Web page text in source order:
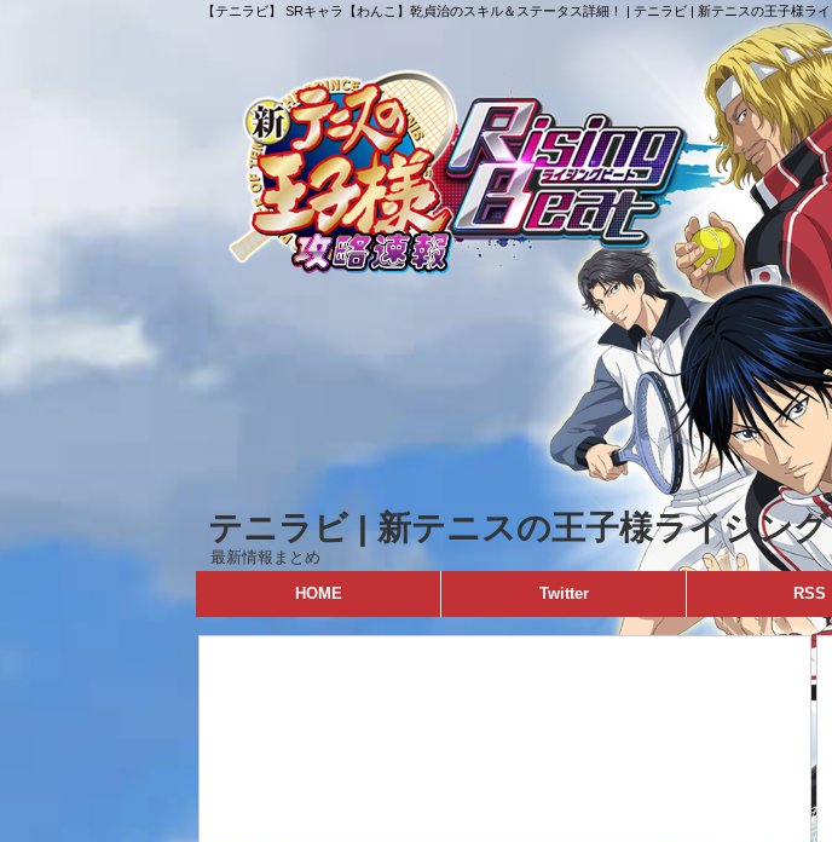
【テニラビ】 SRキャラ【わんこ】乾貞治のスキル＆ステータス詳細！ | テニラビ | 新テニスの王子様ラ
テニラビ | 新テニスの王子様ライジン
最新情報まとめ
HOME
Twitter RSS